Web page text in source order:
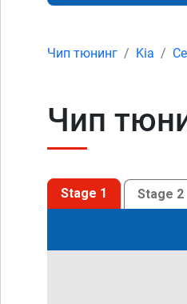
Чип тюнинг Kia
Чип
Stage 1 Stage 2